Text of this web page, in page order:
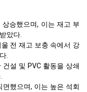
승했으며, 이는 재고 부
았다.
전 재고 보충 속에서 강
.
설 및 PVC 활동을 상쇄
했으며, 이는 높은 석회